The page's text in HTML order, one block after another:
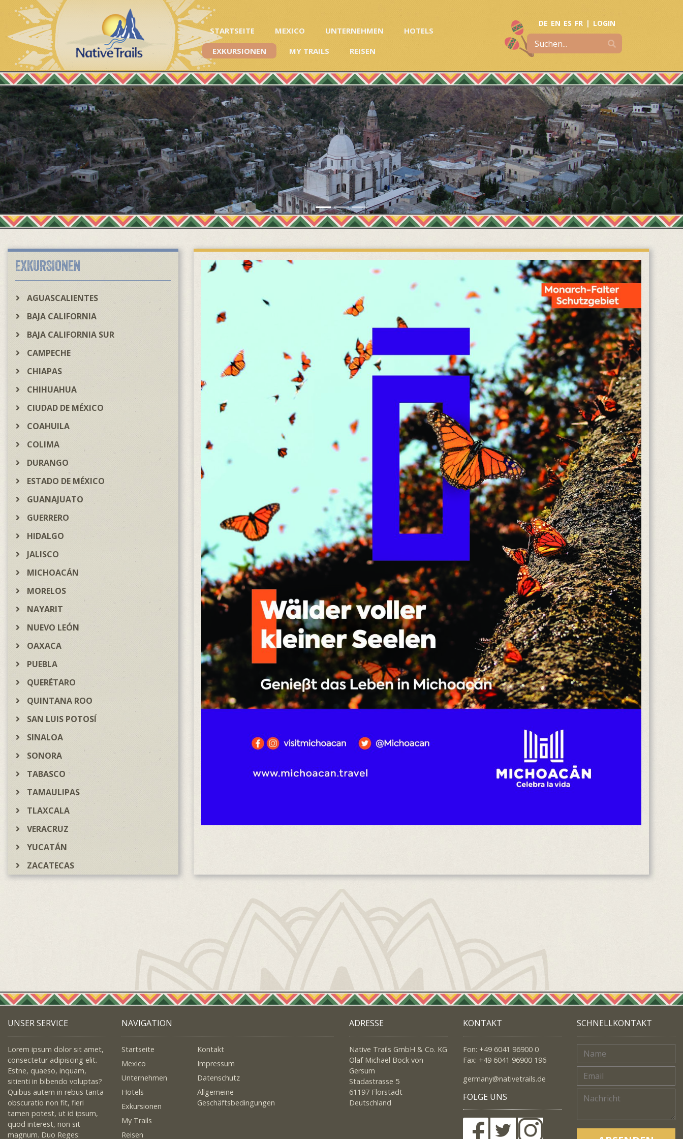
STARTSEITE MEXICO UNTERNEHMEN
HOTELS
EXKURSIONEN
MY TRAILS REISEN
DE EN ES FR | LOGIN
EXKURSIONEN
AGUASCALIENTES
BAJA CALIFORNIA
BAJA CALIFORNIA SUR
CAMPECHE
CHIAPAS
CHIHUAHUA
CIUDAD DE MÉXICO
COAHUILA
COLIMA
DURANGO
ESTADO DE MÉXICO
GUANAJUATO
GUERRERO
HIDALGO
JALISCO
MICHOACÁN
MORELOS
NAYARIT
NUEVO LEÓN
OAXACA
PUEBLA
QUERÉTARO
QUINTANA ROO
SAN LUIS POTOSÍ
SINALOA
SONORA
TABASCO
TAMAULIPAS
TLAXCALA
VERACRUZ
YUCATÁN
ZACATECAS
UNSER SERVICE
Lorem ipsum dolor sit amet,
consectetur adipiscing elit.
Estne, quaeso, inquam,
sitienti in bibendo voluptas?
Quibus autem in rebus tanta
obscuratio non fit, fieri
tamen potest, ut id ipsum,
quod interest, non sit
magnum. Duo Reges:
NAVIGATION
Startseite
Mexico
Unternehmen
Hotels
Exkursionen
My Trails
Reisen
Kontakt
Impressum
Datenschutz
Allgemeine
Geschäftsbedingungen
ADRESSE
Native Trails GmbH & Co. KG
Olaf Michael Bock von
Gersum
Stadastrasse 5
61197 Florstadt
Deutschland
KONTAKT
Fon: +49 6041 96900 0
Fax: +49 6041 96900 196
germany@nativetrails.de
FOLGE UNS
SCHNELLKONTAKT